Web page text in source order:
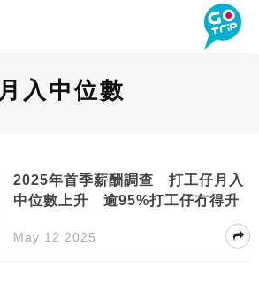
月入中位數
2025年首季薪酬調查 打工仔月入
中位數上升 逾95%打工仔冇得升
May 12 2025